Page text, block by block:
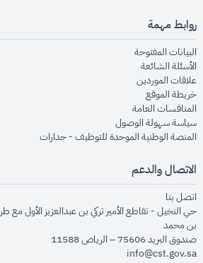
روابط مهمة
البيانات المفتوحةopens in new window
الأسئلة الشائعةopens in new window
علاقات الموردينopens in new window
خريطة الموقعopens in new window
المنافسات العامةopens in new window
سياسة سهولة الوصولopens in new window
المنصة الوطنية الموحدة للتوظيف - جداراتwindow
الاتصال والدعم
اتصل بنا
حي النخيل - تقاطع الأمير تركي بن عبدالعزيز الأول مع
بن محمد
صندوق البريد 75606 – الرياض 11588
info@cst.gov.sa